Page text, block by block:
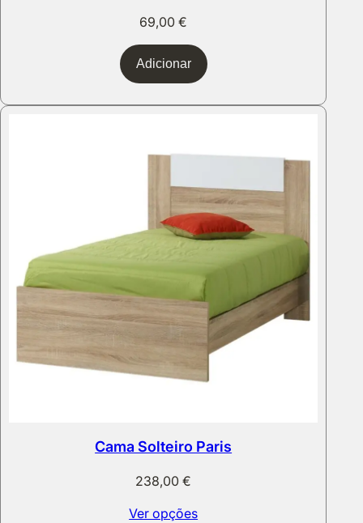
69,00€
Adicionar
Cama Solteiro Paris
238,00€
Ver opções